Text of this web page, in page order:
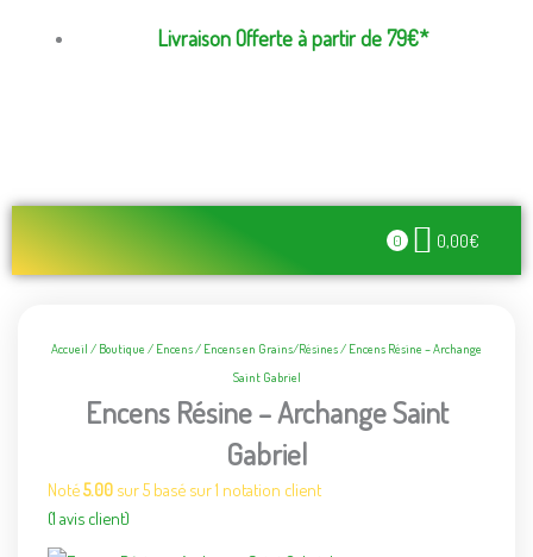
Livraison Offerte à partir de 79€*
0 0,00€
Accueil / Boutique / Encens/ Encens en Grains/Résines/ Encens Résine – Archange
Saint Gabriel
Encens Résine – Archange Saint
Gabriel
Noté5.00 sur 5 basé sur1 notation client
(1 avis client)